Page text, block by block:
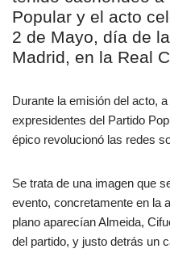
Popular y el acto
2 de Mayo, día de
Madrid, en la Real
Durante la emisión del acto,
expresidentes del Partido
épico revolucionó las redes
Se trata de una imagen que
evento, concretamente en la
plano aparecían Almeida,
del partido, y justo detrás un